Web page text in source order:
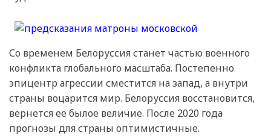
Со временем Белоруссия станет частью военного
конфликта глобального масштаба. Постепенно
эпицентр агрессии сместится на запад, а внутри
страны воцарится мир. Белоруссия восстановится,
вернется ее былое величие. После 2020 года
прогнозы для страны оптимистичные.